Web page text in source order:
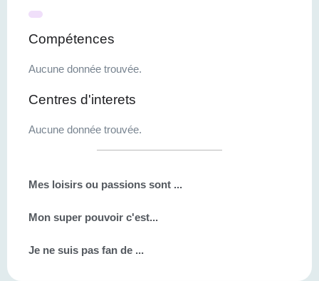
Compétences
Aucune donnée trouvée.
Centres d'interets
Aucune donnée trouvée.
Mes loisirs ou passions sont ...
Mon super pouvoir c'est...
Je ne suis pas fan de ...